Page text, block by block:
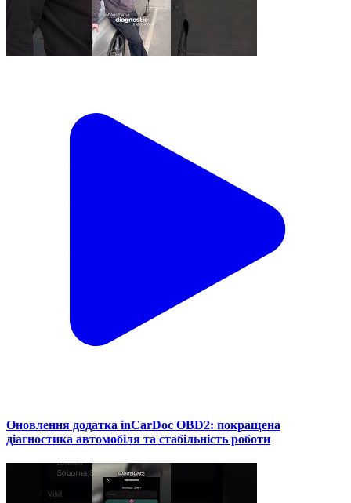
Оновлення додатка inCarDoc OBD2: покращена
діагностика автомобіля та стабільність роботи